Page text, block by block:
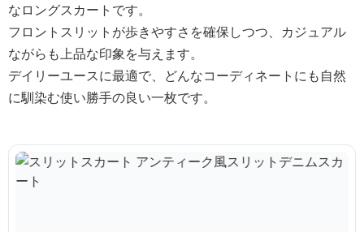
なロングスカートです。
フロントスリットが歩きやすさを確保しつつ、カジュアル
ながらも上品な印象を与えます。
デイリーユースに最適で、どんなコーディネートにも自然
に馴染む使い勝手の良い一枚です。